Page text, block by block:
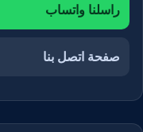
راسلنا واتساب
صفحة اتصل بنا